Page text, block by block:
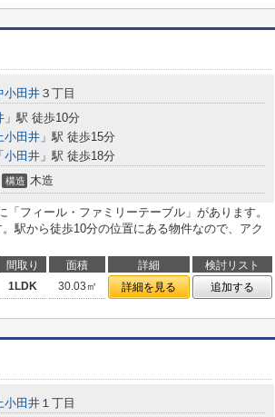
小田井 ３丁目
」駅 徒歩10分
小田井 」駅 徒歩15分
「 小田井 」駅 徒歩18分
構造 木造
「フィール・ファミリーテーブル」があります。
駅から徒歩10分の位置にある物件なので、アク
間取り 面積 詳細
検討リスト
1LDK 30.03㎡ 詳細を見る 追加する
小田井 １丁目